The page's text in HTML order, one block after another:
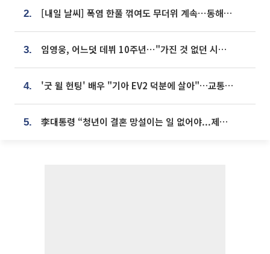
2. [내일 날씨] 폭염 한풀 꺾여도 무더위 계속⋯동해안 이틀 연속 비
3. 임영웅, 어느덧 데뷔 10주년⋯"가진 것 없던 시절, 내 앞엔 20명의 팬뿐"
4. '굿 윌 헌팅' 배우 "기아 EV2 덕분에 살아"…교통사고 후 안전성 극찬
5. 李대통령 “청년이 결혼 망설이는 일 없어야...제도상 불이익 조사”